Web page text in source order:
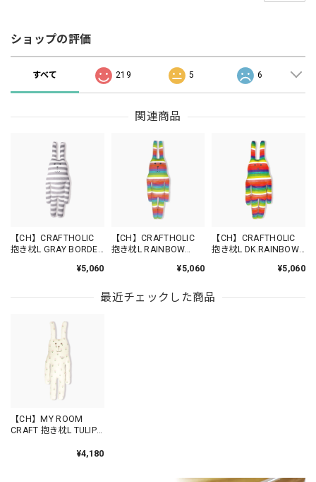
ショップの評価
すべて 219 5 6
関連商品
【CH】CRAFTHOLIC
抱き枕L GRAY BORDER
¥5,060
【CH】CRAFTHOLIC
抱き枕L RAINBOW
¥5,060
【CH】CRAFTHOLIC
抱き枕L DK.RAINBOW
¥5,060
最近チェックした商品
【CH】MY ROOM
CRAFT 抱き枕L TULIP
¥4,180